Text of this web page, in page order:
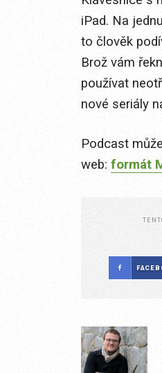
iPad. Na
to člověk
Brož vám
používat
nové seriály
Podcast
web: formát